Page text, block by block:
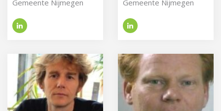
Ge­meen­te Nij­me­gen
Ge­meen­te Nij­me­gen